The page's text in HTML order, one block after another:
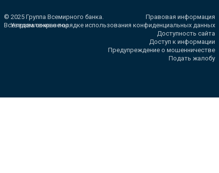
© 2025 Группа Всемирного банка.
Все права сохранены.
Правовая информация
Уведомление о порядке использования конфиденциальных данных
Доступность сайта
Доступ к информации
Предупреждение о мошенничестве
Подать жалобу